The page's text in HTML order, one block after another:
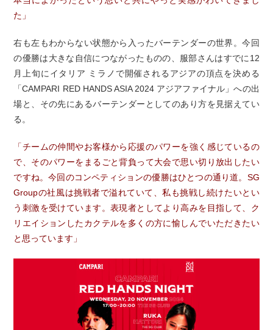
た」
右も左もわからない状態から入ったバーテンダーの世界。今回
の優勝は大きな自信につながったものの、服部さんはすでに12
月上旬にイタリア ミラノで開催されるアジアの頂点を決める
「CAMPARI RED HANDS ASIA 2024 アジアファイナル」への出
場と、その先にあるバーテンダーとしてのあり方を見据えてい
る。
「チームの仲間やお客様から応援のパワーを強く感じているの
で、そのパワーをまるごと背負って大会で思い切り放出したい
ですね。今回のコンペティションの優勝はひとつの通り道。SG
Groupの社風は挑戦者で溢れていて、私も挑戦し続けたいとい
う刺激を受けています。表現者としてより高みを目指して、ク
リエイションしたカクテルを多くの方に愉しんでいただきたい
と思っています」